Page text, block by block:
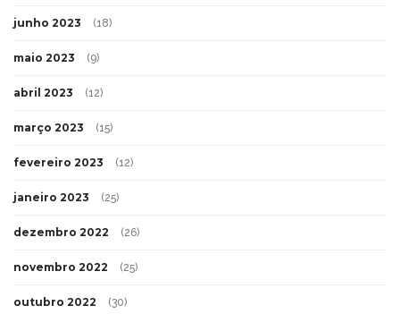
junho 2023 (18)
maio 2023 (9)
abril 2023 (12)
março 2023 (15)
fevereiro 2023 (12)
janeiro 2023 (25)
dezembro 2022 (26)
novembro 2022 (25)
outubro 2022 (30)